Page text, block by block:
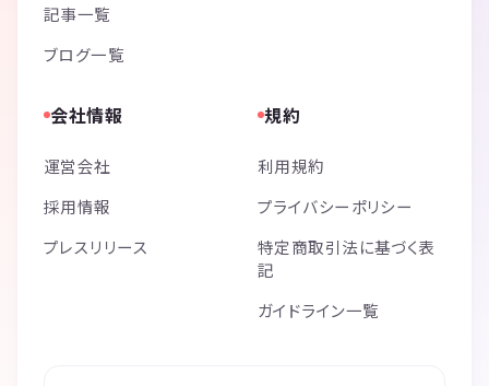
記事一覧
ブログ一覧
会社情報
運営会社
採用情報
プレスリリース
規約
利用規約
プライバシーポリシー
特定商取引法に基づく表
記
ガイドライン一覧